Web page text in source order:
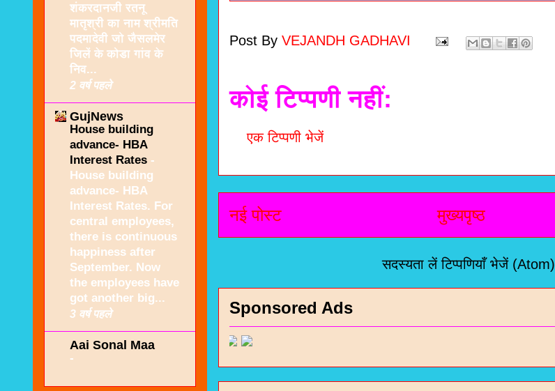
Post By VEJANDH GADHAVI
कोई टिप्पणी नहीं:
एक टिप्पणी भेजें
नई पोस्ट मुख्यपृष्ठ
सदस्यता लेंटिप्पणियाँ भेजें (Atom)
Sponsored Ads
शंकरदानजी रतनू
मातृश्री का नाम श्रीमति
पदमादेवी जो जैसलमेर
जिलें के कोडा गांव के
निव...
2 वर्ष पहले
GujNews
House building
advance- HBA
Interest Rates -
House building
advance- HBA
Interest Rates. For
central employees,
there is continuous
happiness after
September. Now
the employees have
got another big...
3 वर्ष पहले
Aai Sonal Maa
-